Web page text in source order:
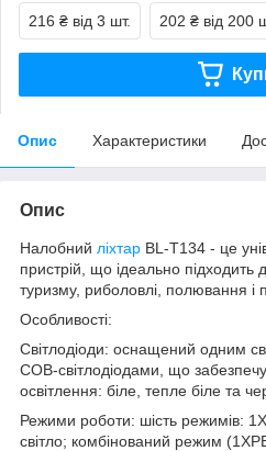
216 ₴ від 3 шт. 202 ₴ від 200
Опис Характеристики
Опис
Налобний ліхтар BL-T134 - це
пристрій, що ідеально підходить
туризму, риболовлі, полювання і
Особливості:
Світлодіоди: оснащений одним
COB-світлодіодами, що
освітлення: біле, тепле біле та
Режими роботи: шість режимів:
світло; комбінований режим